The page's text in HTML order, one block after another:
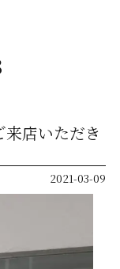
店いただき
2021-03-09